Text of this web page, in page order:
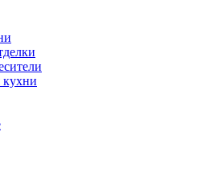
кухни